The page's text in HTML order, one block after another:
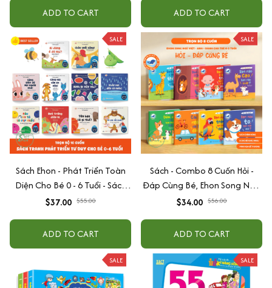
quang
ADD TO CART ADD TO CART
SALE
Sách Ehon - Phát Triển Toàn
Diện Cho Bé 0 - 6 Tuổi - Sách
Song Ngữ Việt - Anh
$37.00 $55.00
ADD TO CART
SALE
Sách - Combo 8 Cuốn Hỏi -
Đáp Cùng Bé, Ehon Song Ngữ
Việt - Anh - Dành Cho Bé Từ 0
$34.00 $56.00
ADD TO CART
SALE SALE